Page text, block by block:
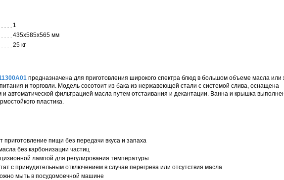
1
435x585x565 мм
25 кг
предназначена для приготовления широкого спектра блюд в большом объеме масла или
и торговли. Модель сосотоит из бака из нержавеющей стали с системой слива, оснащена
автоматической фильтрацией масла путем отстаивания и декантации. Ванна и крышка
пластика.
приготовление пищи без передачи вкуса и запаха
без карбонизации частиц
лампой для регулирования температуры
с принудительным отключением в случае перегрева или отсутствия масла
мыть в посудомоечной машине